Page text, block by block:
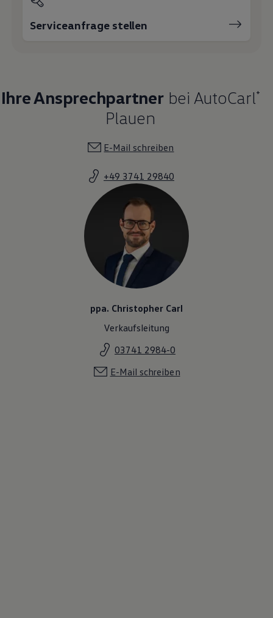
Serviceanfrage stellen
Ihre Ansprechpartnerbei AutoCarl⁺
Plauen
E-Mail schreiben
+49 3741 29840
ppa. Christopher Carl
Verkaufsleitung
03741 2984-0
E-Mail schreiben